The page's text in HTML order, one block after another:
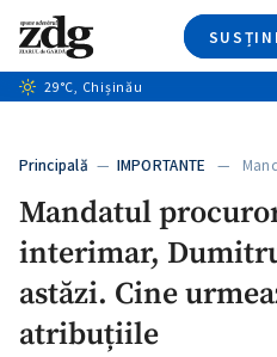
+6
Caută
29°C, Chișinău
Principală — IMPORTANTE —
Mandatul
interimar,
astăzi. Cine
atribuțiile